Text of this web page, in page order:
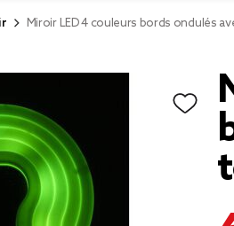
Miroir LED 4 couleurs bords ondulés